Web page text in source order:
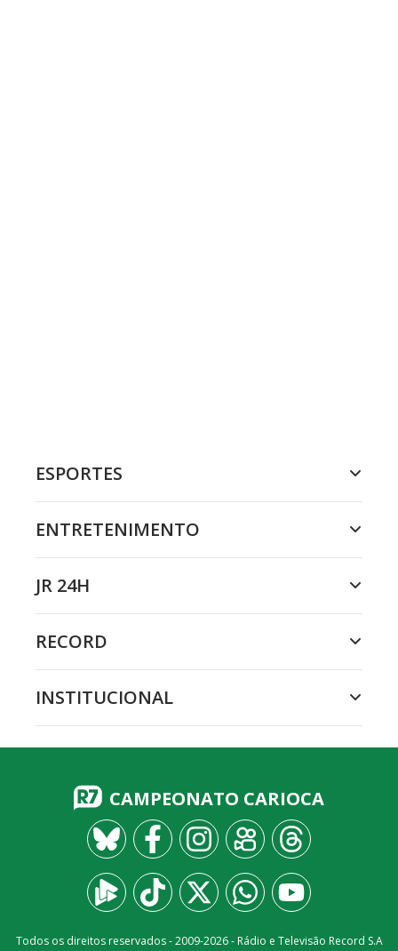
ESPORTES
ENTRETENIMENTO
JR 24H
RECORD
INSTITUCIONAL
CAMPEONATO CARIOCA
Todos os direitos reservados - 2009-2026- Rádio e Televisão Record S.A